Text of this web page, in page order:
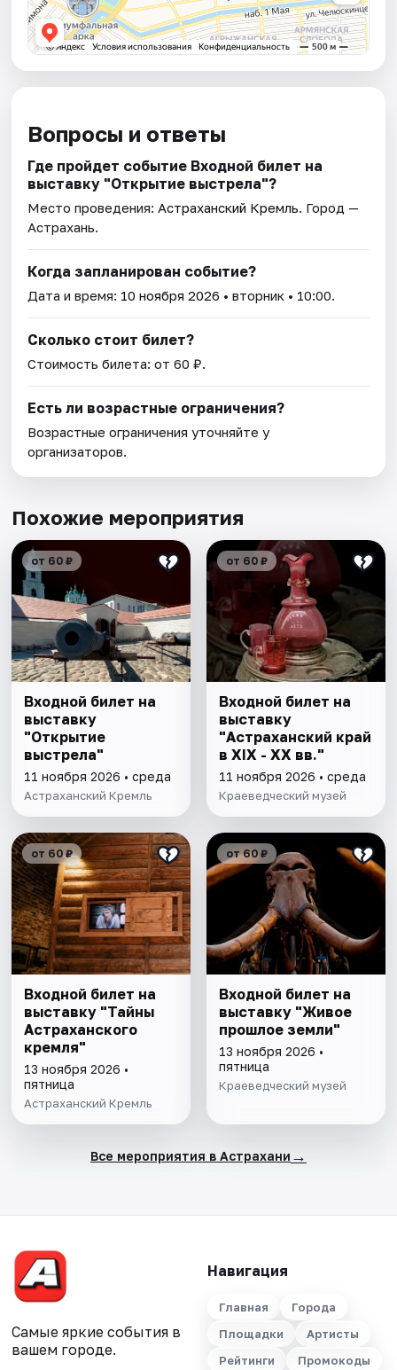
Вопросы и ответы
Где пройдет событие Входной билет на
выставку "Открытие выстрела"?
Место проведения:Астраханский Кремль. Город —
Астрахань.
Когда запланирован событие?
Дата и время: 10 ноября 2026 • вторник • 10:00.
Сколько стоит билет?
Стоимость билета: от 60 ₽.
Есть ли возрастные ограничения?
Возрастные ограничения уточняйте у
организаторов.
Похожие мероприятия
от 60 ₽
Входной билет на
выставку
"Открытие
выстрела"
11 ноября 2026 • среда
Астраханский Кремль
от 60 ₽
Входной билет на
выставку
"Астраханский край
в XIX - XX вв."
11 ноября 2026 • среда
Краеведческий музей
от 60 ₽
Входной билет на
выставку "Тайны
Астраханского
кремля"
13 ноября 2026 •
пятница
Астраханский Кремль
от 60 ₽
Входной билет на
выставку "Живое
прошлое земли"
13 ноября 2026 •
пятница
Краеведческий музей
Все мероприятия в Астрахани →
Самые яркие события в
вашем городе.
Навигация
Главная
Города
Площадки
Артисты
Рейтинги
Промокоды